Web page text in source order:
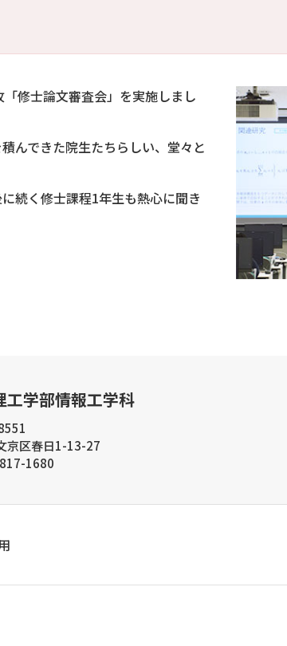
修士論文審査会」を実施しまし
んできた院生たちらしい、堂々と
続く修士課程1年生も熱心に聞き
工学部情報工学科
京区春日1-13-27
1680